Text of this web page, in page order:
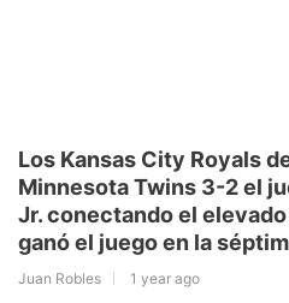
Los Kansas City Royals
Minnesota Twins 3-2 el
Jr. conectando el
ganó el juego en la
Juan Robles 1 year ago